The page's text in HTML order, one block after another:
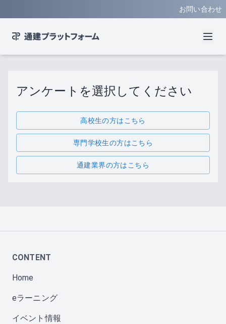
お問い合わせ
アンケートを選択してください
高校生の方はこちら
専門学校生の方はこちら
通建業界の方はこちら
CONTENT
Home
eラーニング
イベント情報